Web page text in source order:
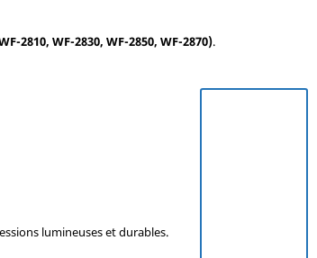
2810, WF-2830, WF-2850, WF-2870).
lumineuses et durables.